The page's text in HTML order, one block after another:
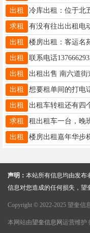
出租
求租
出租
出租 联系电话
出租
出租
出租
求租
出租
声明： 本站所有信息均由发布
信息对您造成的任何损失，望
Copyright © 2022-2025 望奎信
本网站由望奎信息网 运营维护